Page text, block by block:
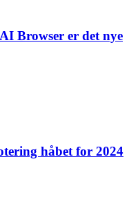
Browser er det nye
håbet for 2024